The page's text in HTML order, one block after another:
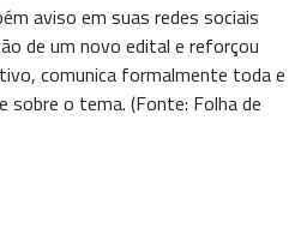
aviso em suas redes sociais
de um novo edital e reforçou
comunica formalmente toda e
sobre o tema. (Fonte: Folha de